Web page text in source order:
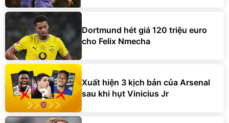
Dortmund hét giá 120 triệu euro
cho Felix Nmecha
Xuất hiện 3 kịch bản của Arsenal
sau khi hụt Vinicius Jr